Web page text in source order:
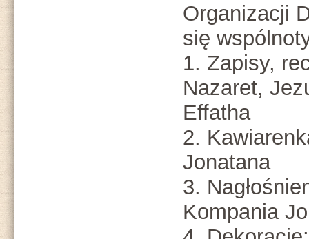
Organizacji
się
1. Zapisy,
Nazaret,
Effatha
2.
Jonatana
3.
Kompania